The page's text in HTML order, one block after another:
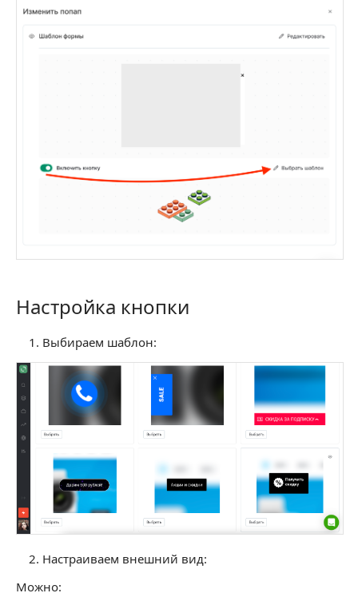
Настройка кнопки
Настройка кнопки
Выбираем шаблон:
Настраиваем внешний вид:
Можно: